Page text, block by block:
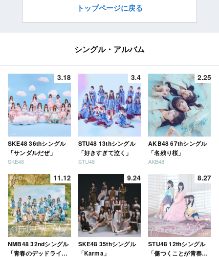
トップページに戻る
シングル・アルバム
3.18
SKE48 36thシングル
「サンダルだぜ」
SKE48
3.4
STU48 13thシングル
「好きすぎて泣く」
STU48
2.25
AKB48 67thシングル
「名残り桜」
AKB48
11.12
NMB48 32ndシングル
「青春のデッドライ
9.24
SKE48 35thシングル
「Karma」
8.27
STU48 12thシングル
「傷つくことが青春